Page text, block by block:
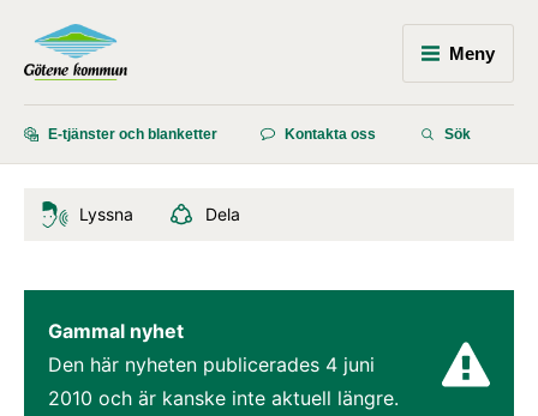
Meny
E-tjänster och blanketter Kontakta oss Sök
Lyssna Dela
Gammal nyhet
Den här nyheten publicerades 4 juni
2010 och är kanske inte aktuell längre.